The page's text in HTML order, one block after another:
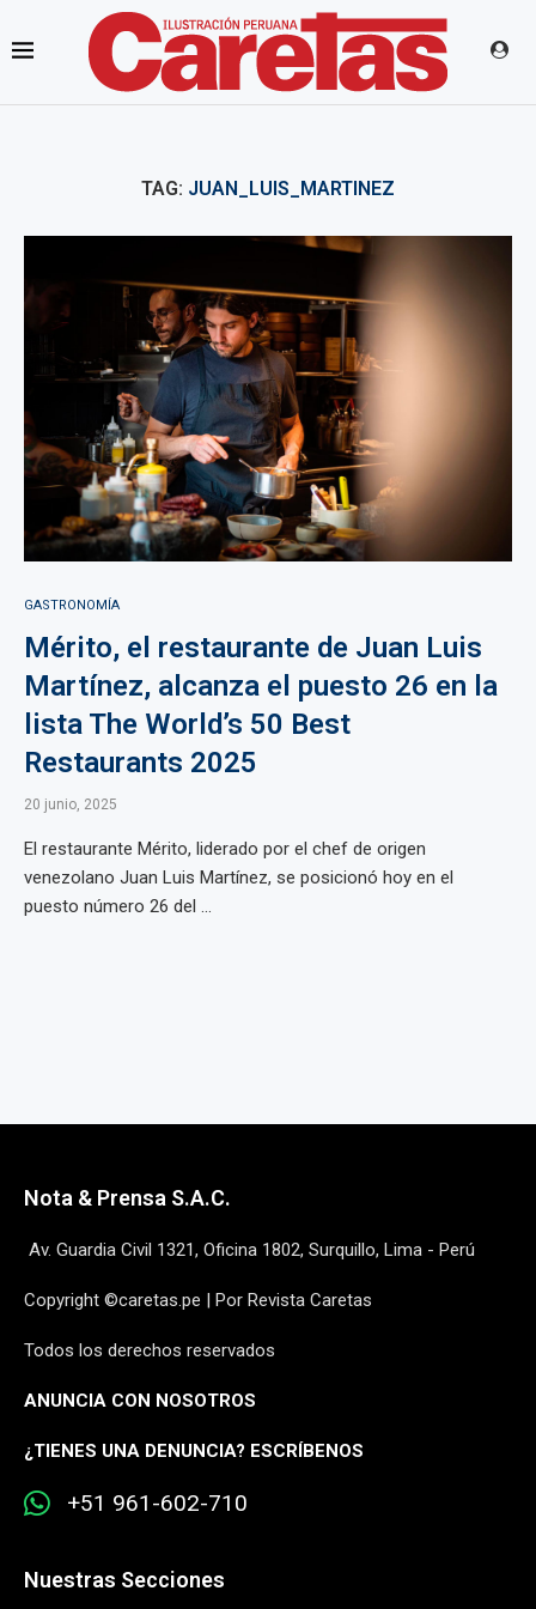
TAG: JUAN_LUIS_MARTINEZ
GASTRONOMÍA
Mérito, el restaurante de Juan Luis
Martínez, alcanza el puesto 26 en la
lista The World’s 50 Best
Restaurants 2025
20 junio, 2025
El restaurante Mérito, liderado por el chef de origen
venezolano Juan Luis Martínez, se posicionó hoy en el
puesto número 26 del ...
Nota & Prensa S.A.C.
Av. Guardia Civil 1321, Oficina 1802, Surquillo, Lima - Perú
Copyright ©caretas.pe | Por Revista Caretas
Todos los derechos reservados
ANUNCIA CON NOSOTROS
¿TIENES UNA DENUNCIA? ESCRÍBENOS
+51 961-602-710
Nuestras Secciones